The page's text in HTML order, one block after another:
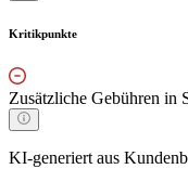
Kritikpunkte
Zusätzliche Gebühren in
KI-generiert aus